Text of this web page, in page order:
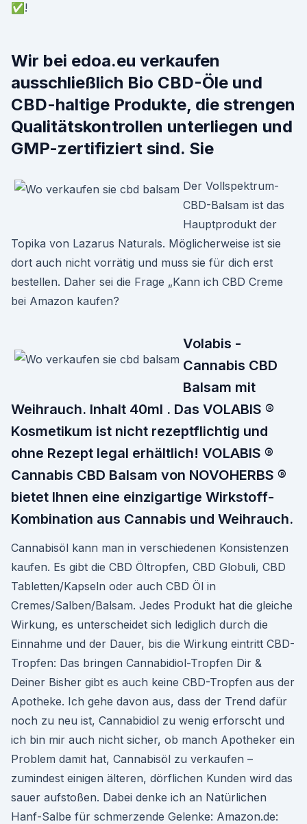
✅!
Wir bei edoa.eu verkaufen
ausschließlich Bio CBD-Öle und
CBD-haltige Produkte, die strengen
Qualitätskontrollen unterliegen und
GMP-zertifiziert sind. Sie
Der Vollspektrum-
CBD-Balsam ist das
Hauptprodukt der
Topika von Lazarus Naturals. Möglicherweise ist sie
dort auch nicht vorrätig und muss sie für dich erst
bestellen. Daher sei die Frage „Kann ich CBD Creme
bei Amazon kaufen?
Volabis -
Cannabis CBD
Balsam mit
Weihrauch. Inhalt 40ml . Das VOLABIS ®
Kosmetikum ist nicht rezeptflichtig und
ohne Rezept legal erhältlich! VOLABIS ®
Cannabis CBD Balsam von NOVOHERBS ®
bietet Ihnen eine einzigartige Wirkstoff-
Kombination aus Cannabis und Weihrauch.
Cannabisöl kann man in verschiedenen Konsistenzen
kaufen. Es gibt die CBD Öltropfen, CBD Globuli, CBD
Tabletten/Kapseln oder auch CBD Öl in
Cremes/Salben/Balsam. Jedes Produkt hat die gleiche
Wirkung, es unterscheidet sich lediglich durch die
Einnahme und der Dauer, bis die Wirkung eintritt CBD-
Tropfen: Das bringen Cannabidiol-Tropfen Dir &
Deiner Bisher gibt es auch keine CBD-Tropfen aus der
Apotheke. Ich gehe davon aus, dass der Trend dafür
noch zu neu ist, Cannabidiol zu wenig erforscht und
ich bin mir auch nicht sicher, ob manch Apotheker ein
Problem damit hat, Cannabisöl zu verkaufen –
zumindest einigen älteren, dörflichen Kunden wird das
sauer aufstoßen. Dabei denke ich an Natürlichen
Hanf-Salbe für schmerzende Gelenke: Amazon.de: